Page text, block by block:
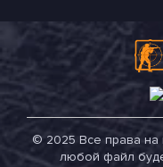
© 2025 Все права на
любой файл